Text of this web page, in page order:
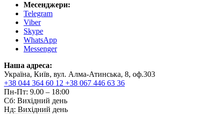
Месенджери:
Telegram
Viber
Skype
WhatsApp
Messenger
Наша адреса:
Україна, Київ, вул. Алма-Атинська, 8, оф.303
+38 044 364 60 12 +38 067 446 63 36
Пн-Пт: 9.00 – 18:00
Сб: Вихідний день
Нд: Вихідний день